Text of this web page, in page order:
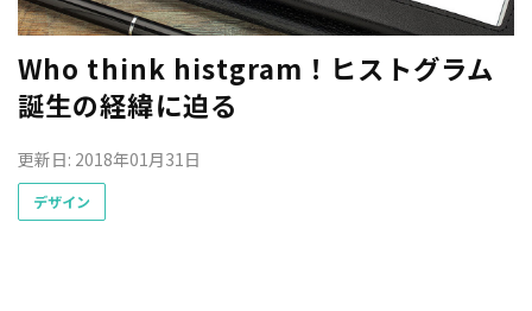
Who think histgram！ヒストグラム
誕生の経緯に迫る
更新日: 2018年01月31日
デザイン